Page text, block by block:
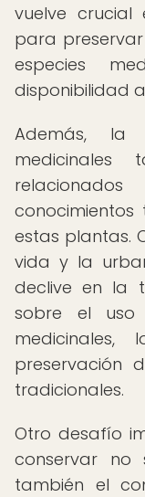
vuelve crucial
para
especies
disponibilidad
Además, la
medicinales
estas plantas.
vida y la
declive en la
sobre el uso
preservación
tradicionales.
Otro desafío
conservar no
también el